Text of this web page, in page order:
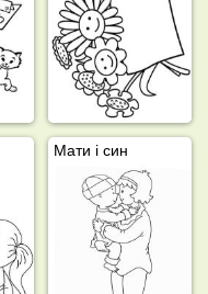
Мати і син